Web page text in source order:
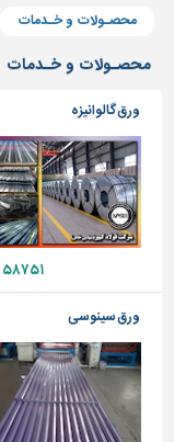
پنجره
مصالح
پله،
نرده
و
حفاظ
دیوارپوش،
سرویس
بهداشتی
ابزار،یراق
و
محصـولات و خـدمات
محصـولات و خـدمات
ورق گالوانیزه
۵۸۷۵۱ (۰۲۱)
ورق سینوسی